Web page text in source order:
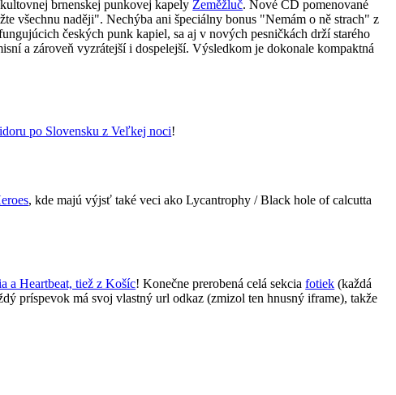
brnenskej punkovej kapely Zeměžluč. Nové CD pomenované
všechnu naději". Nechýba ani špeciálny bonus "Nemám o ně strach" z
českých punk kapiel, sa aj v nových pesničkách drží starého
a zároveň vyzrátejší i dospelejší. Výsledkom je dokonale kompaktná
po Slovensku z Veľkej noci!
, kde majú výjsť také veci ako Lycantrophy / Black hole of calcutta
a Heartbeat, tiež z Košíc! Konečne prerobená celá sekciafotiek (každá
príspevok má svoj vlastný url odkaz (zmizol ten hnusný iframe), takže